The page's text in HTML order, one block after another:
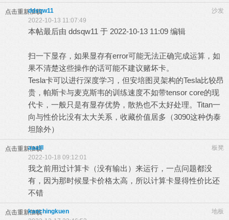
点击重新加载 沙发
ddsqw11
2022-10-13 11:07:49
本帖最后由 ddsqw11 于 2022-10-13 11:09 编辑
扫一下显存，如果显存有error可能无法正确完成运算，如
果不清楚这些操作的话可能不建议赌坏卡。
Tesla卡可以进行深度学习，但安培图灵架构的Tesla比较昂
贵，帕斯卡与麦克斯韦的训练速度不如带tensor core的现
代卡，一般只是有显存优势，散热也不太好处理。Titan一
向与性价比没有太大关系，收藏价值居多（3090这种伪泰
坦除外）
点击重新加载 板凳
aaalll
2022-10-18 09:12:01
我之前用过计算卡（没有输出）来运行，一点问题都没
有，因为那时候显卡价格太高，所以计算卡显得性价比还
不错
点击重新加载 地板
kanchingkuen